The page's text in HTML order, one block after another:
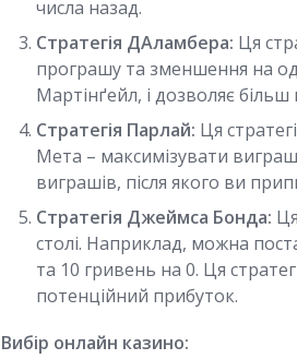
числа назад.
Стратегія ДАламбера: Ця
програшу та зменшення на
Мартінґейл, і дозволяє
Стратегія Парлай: Ця
Мета – максимізувати
виграшів, після якого ви
Стратегія Джеймса Бонда:
столі. Наприклад, можна
та 10 гривень на 0. Ця
потенційний прибуток.
Вибір онлайн казино: